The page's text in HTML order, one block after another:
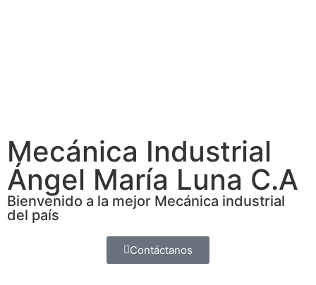
Mecánica Industrial
Ángel María Luna C.A
Bienvenido a la mejor Mecánica industrial
del país
Contáctanos